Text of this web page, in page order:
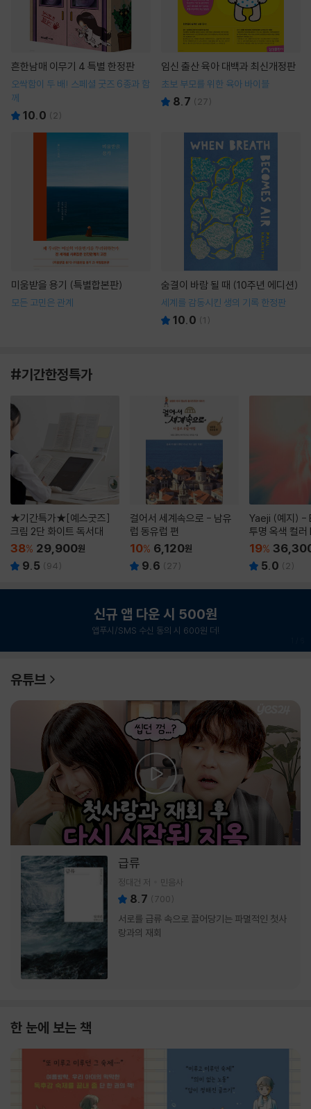
흔한남매 이무기 4 특별 한정판
오싹함이 두 배! 스페셜 굿즈 6종과 함
께
10.0 ( 2)
임신 출산 육아 대백과 최신개정판
초보 부모를 위한 육아 바이블
8.7 ( 27)
미움받을 용기 (특별합본판)
모든 고민은 관계
숨결이 바람 될 때 (10주년 에디션)
세계를 감동시킨 생의 기록 한정판
10.0 (1 )
#기간한정특가
★기간특가★[예스굿즈]
크림 2단 화이트 독서대
38% 29,900원
9.5 (94)
걸어서 세계속으로 - 남유
럽 동유럽 편
10% 6,120원
9.6 ( 27)
Yaeji (예지) -
투명 옥색 컬
19%
5.0 ( 2)
신규 앱 다운 시 500원
앱푸시/SMS 수신 동의 시 600원 더!
유튜브
급류
정대건 저 민음사
8.7 (700)
서로를 급류 속으로 끌어당기는 파멸적인 첫사
랑과의 재회
한 눈에 보는 책